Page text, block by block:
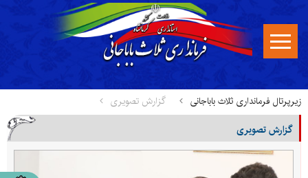
زیرپرتال فرمانداری ثلاث باباجانی گزارش تصویری
گزارش تصویری